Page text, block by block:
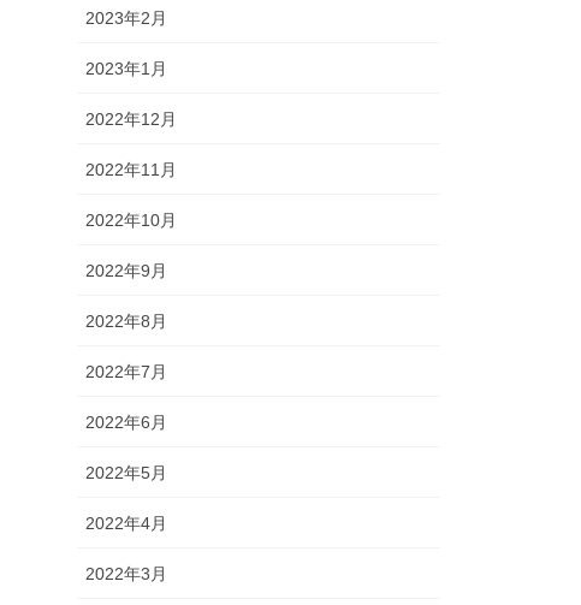
2023年2月
2023年1月
2022年12月
2022年11月
2022年10月
2022年9月
2022年8月
2022年7月
2022年6月
2022年5月
2022年4月
2022年3月